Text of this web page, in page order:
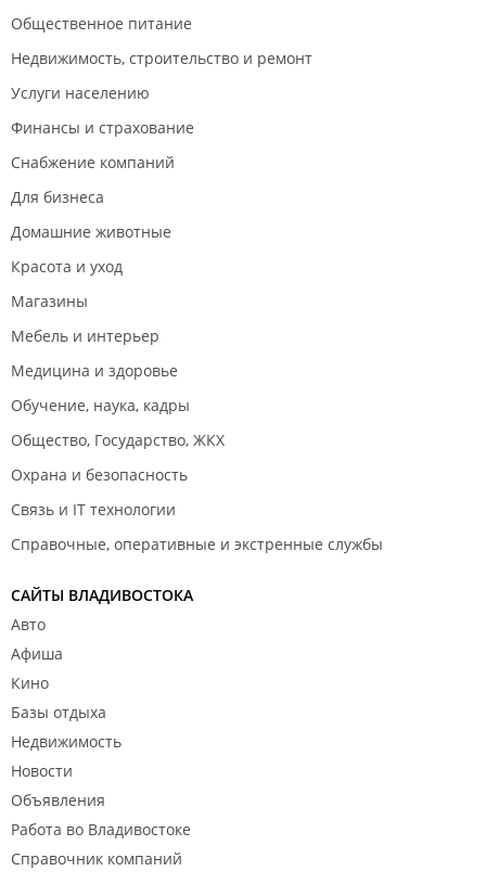
Общественное питание
Недвижимость, строительство и ремонт
Услуги населению
Финансы и страхование
Снабжение компаний
Для бизнеса
Домашние животные
Красота и уход
Магазины
Мебель и интерьер
Медицина и здоровье
Обучение, наука, кадры
Общество, Государство, ЖКХ
Охрана и безопасность
Связь и IT технологии
Справочные, оперативные и экстренные службы
САЙТЫ ВЛАДИВОСТОКА
Авто
Афиша
Кино
Базы отдыха
Недвижимость
Новости
Объявления
Работа во Владивостоке
Справочник компаний